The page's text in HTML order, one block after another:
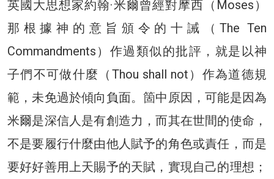
英國大思想家約翰·米爾曾經對摩西（Moses）
那根據神的意旨頒令的十誡（The Ten
Commandments）作過類似的批評，就是以神
子們不可做什麼（Thou shall not）作為道德規
範，未免過於傾向負面。箇中原因，可能是因為
米爾是深信人是有創造力，而其在世間的使命，
不是要履行什麼由他人賦予的角色或責任，而是
要好好善用上天賜予的天賦，實現自己的理想；